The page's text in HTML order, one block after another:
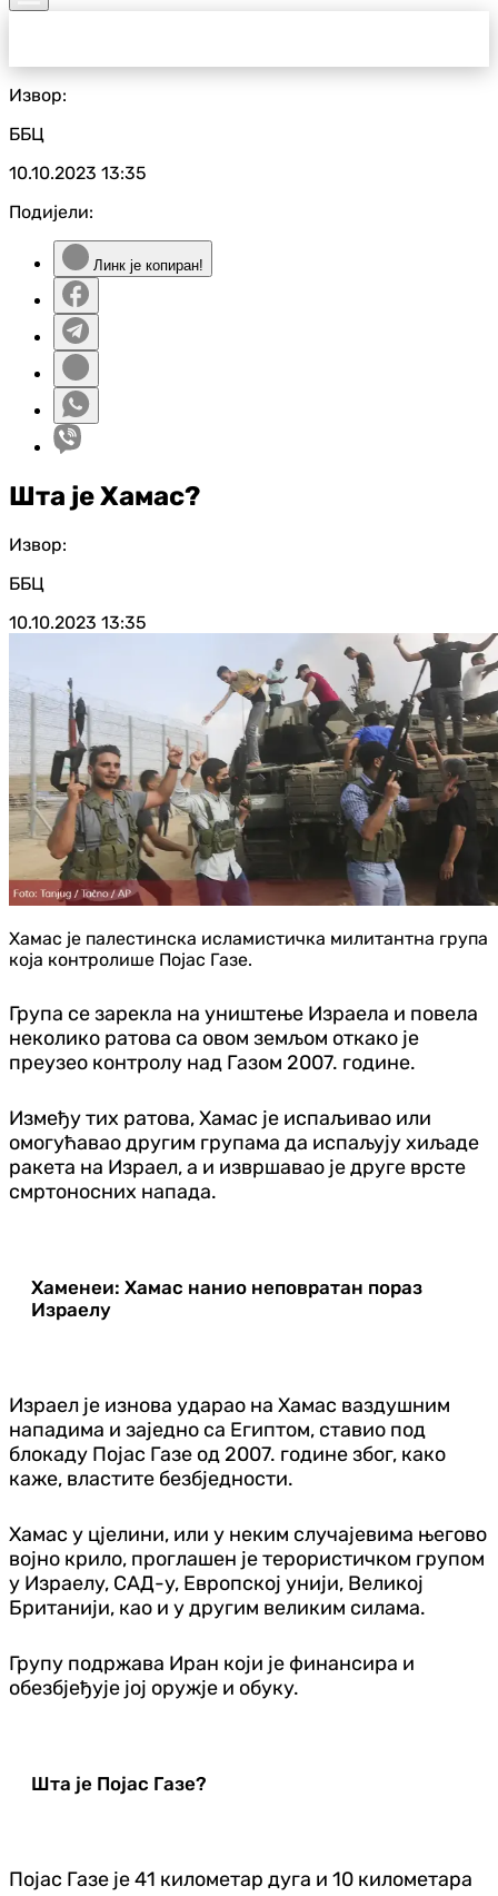
Извор:
ББЦ
10.10.2023 13:35
Подијели:
Линк је копиран!
Шта је Хамас?
Извор:
ББЦ
10.10.2023 13:35
Хамас је палестинска исламистичка милитантна група
која контролише Појас Газе.
Група се зарекла на уништење Израела и повела
неколико ратова са овом земљом откако је
преузео контролу над Газом 2007. године.
Између тих ратова, Хамас је испаљивао или
омогућавао другим групама да испаљују хиљаде
ракета на Израел, а и извршавао је друге врсте
смртоносних напада.
Хаменеи: Хамас нанио неповратан пораз
Израелу
Израел је изнова ударао на Хамас ваздушним
нападима и заједно са Египтом, ставио под
блокаду Појас Газе од 2007. године због, како
каже, властите безбједности.
Хамас у цјелини, или у неким случајевима његово
војно крило, проглашен је терористичком групом
у Израелу, САД-у, Европској унији, Великој
Британији, као и у другим великим силама.
Групу подржава Иран који је финансира и
обезбјеђује јој оружје и обуку.
Шта је Појас Газе?
Појас Газе је 41 километар дуга и 10 километара